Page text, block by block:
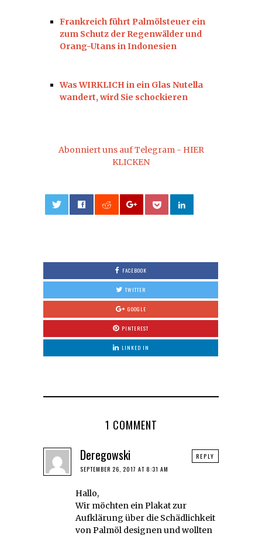
Frankreich führt Palmölsteuer ein
zum Schutz der Regenwälder und
Orang-Utans in Indonesien
Was WIRKLICH in ein Glas Nutella
wandert, wird Sie schockieren
Abonniert uns auf Telegram - HIER
KLICKEN
FACEBOOK
TWITTER
GOOGLE
PINTEREST
LINKED IN
1 COMMENT
Deregowski
SEPTEMBER 26, 2017 AT 8:31 AM
Hallo,
Wir möchten ein Plakat zur
Aufklärung über die Schädlichkeit
von Palmöl designen und wollten
REPLY